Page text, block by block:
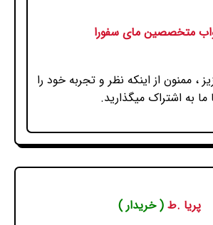
متخصصین مای سفورا
، ممنون از اینکه نظر و تجربه خود را
ما به اشتراک میگذارید.
پریا .ط ( خریدار )